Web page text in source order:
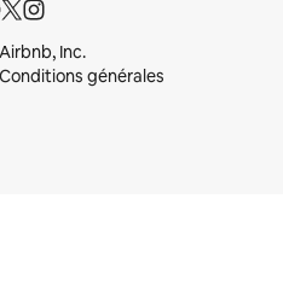
Inc.
Conditions générales